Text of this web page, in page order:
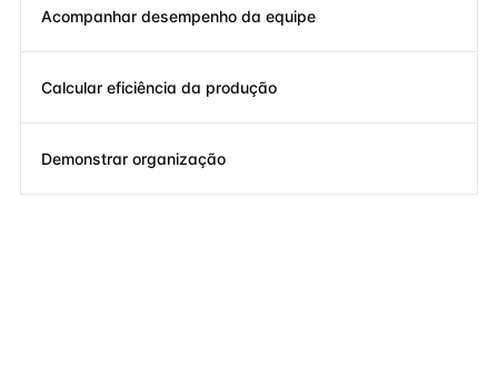
Acompanhar desempenho da equipe
Calcular eficiência da produção
Demonstrar organização